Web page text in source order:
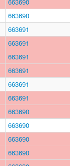
663690
663691
663691
663691
663691
663691
663691
663690
663690
663690
663690